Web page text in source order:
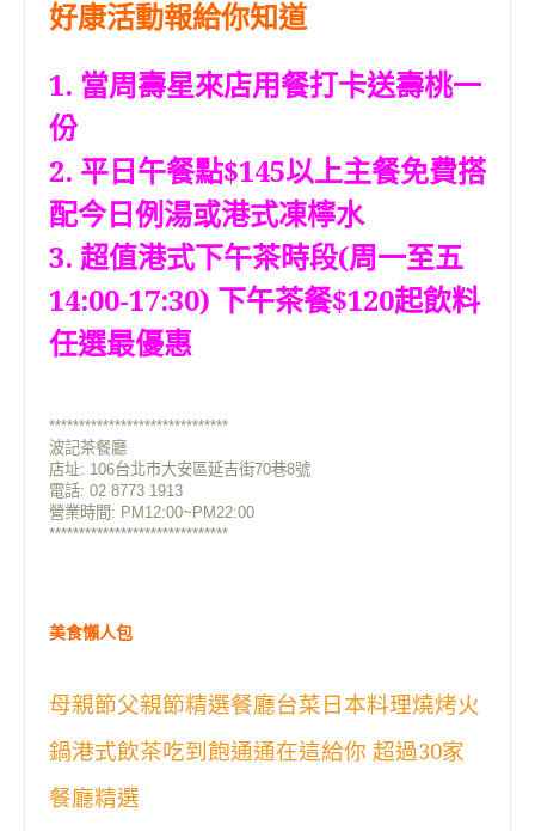
好康活動報給你知道
1. 當周壽星來店用餐打卡送壽桃一
份
2. 平日午餐點$145以上主餐免費搭
配今日例湯或港式凍檸水
3. 超值港式下午茶時段(周一至五
14:00-17:30) 下午茶餐$120起飲料
任選最優惠
******************************
波記茶餐廳
店址: 106台北市大安區延吉街70巷8號
電話: 02 8773 1913
營業時間: PM12:00~PM22:00
******************************
美食懶人包
母親節父親節精選餐廳台菜日本料理燒烤火
鍋港式飲茶吃到飽通通在這給你 超過30家
餐廳精選